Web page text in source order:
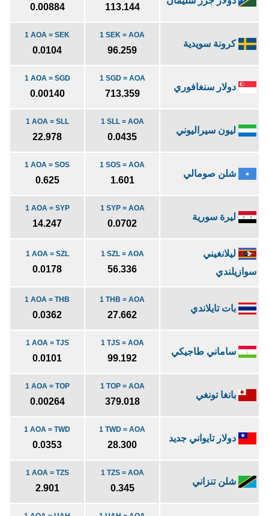
113.144
0.00884
كرونة سويدية
1 SEK = AOA
96.259
1 AOA = SEK
0.0104
دولار سنغافوري
1 SGD = AOA
713.359
1 AOA = SGD
0.00140
ليون سيراليوني
1 SLL = AOA
0.0435
1 AOA = SLL
22.978
شلن صومالي
1 SOS = AOA
1.601
1 AOA = SOS
0.625
ليرة سورية
1 SYP = AOA
0.0702
1 AOA = SYP
14.247
ليلانغيني
سوازيلندي
1 SZL = AOA
56.336
1 AOA = SZL
0.0178
بات تايلاندي
1 THB = AOA
27.662
1 AOA = THB
0.0362
ساماني طاجيكي
1 TJS = AOA
99.192
1 AOA = TJS
0.0101
بانغا تونغي
1 TOP = AOA
379.018
1 AOA = TOP
0.00264
دولار تايواني جديد
1 TWD = AOA
28.300
1 AOA = TWD
0.0353
شلن تنزاني
1 TZS = AOA
0.345
1 AOA = TZS
2.901